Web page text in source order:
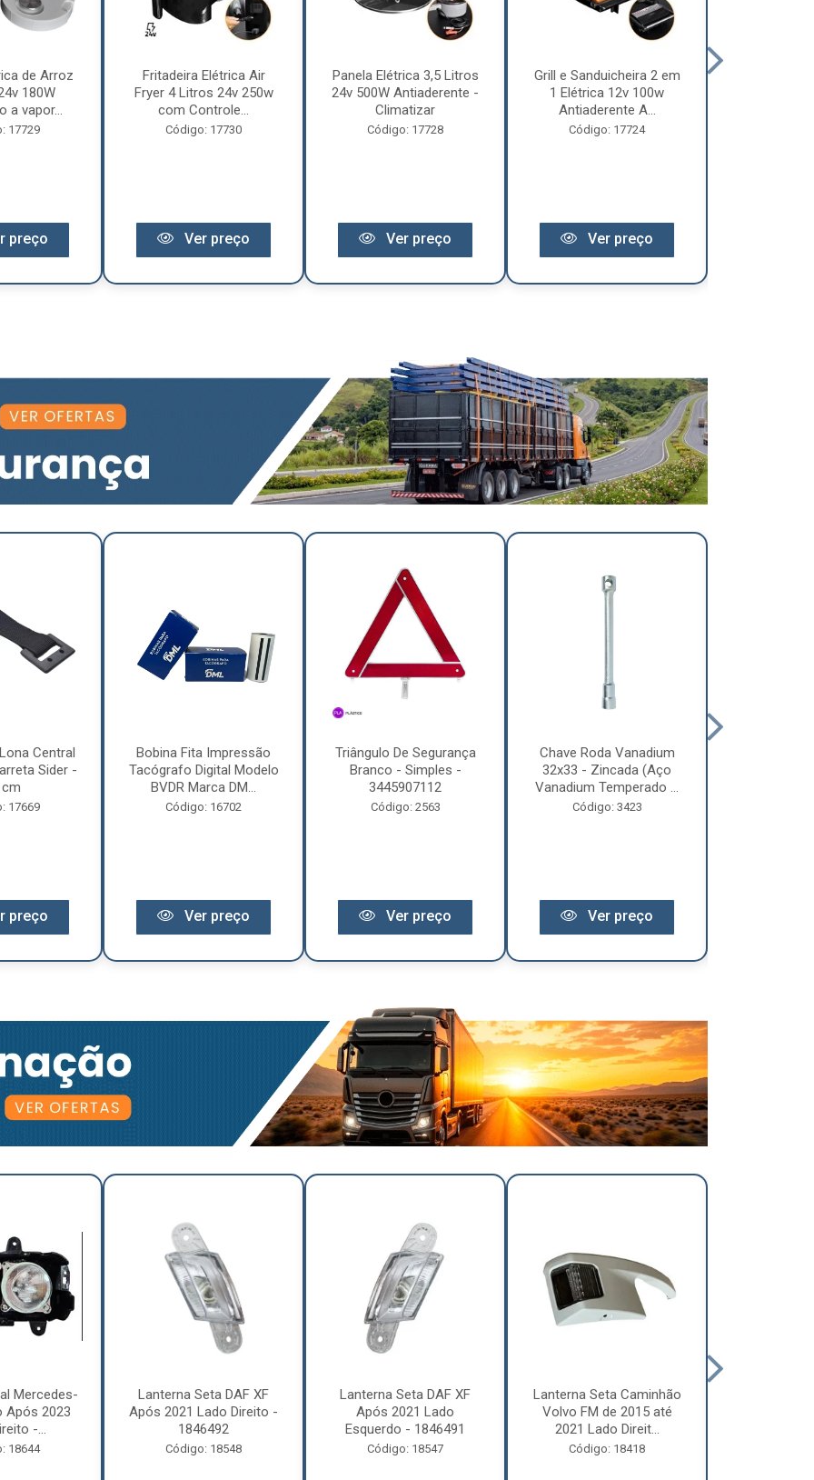
de Arroz
180W
a vapor...
17729
preço
Fritadeira Elétrica Air
Fryer 4 Litros 24v 250w
com Controle...
Código: 17730
Ver preço
Panela Elétrica 3,5 Litros
24v 500W Antiaderente -
Climatizar
Código: 17728
Ver preço
Grill e Sanduicheira 2 em
1 Elétrica 12v 100w
Antiaderente A...
Código: 17724
Ver preço
Central
Sider -
17669
preço
Bobina Fita Impressão
Tacógrafo Digital Modelo
BVDR Marca DM...
Código: 16702
Ver preço
Triângulo De Segurança
Branco - Simples -
3445907112
Código: 2563
Ver preço
Chave Roda Vanadium
32x33 - Zincada (Aço
Vanadium Temperado ...
Código: 3423
Ver preço
Mercedes-
Após 2023
-...
18644
Lanterna Seta DAF XF
Após 2021 Lado Direito -
1846492
Código: 18548
Lanterna Seta DAF XF
Após 2021 Lado
Esquerdo - 1846491
Código: 18547
Lanterna Seta Caminhão
Volvo FM de 2015 até
2021 Lado Direit...
Código: 18418